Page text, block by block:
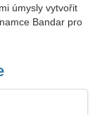
úmysly vytvořit
Bandar pro